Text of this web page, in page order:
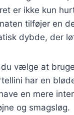
er ikke kun
tilføjer en
dybde, der
vælge at
har en
en mere
og smagsløg.